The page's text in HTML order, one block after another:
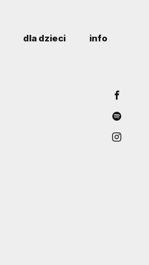
dla dzieci info